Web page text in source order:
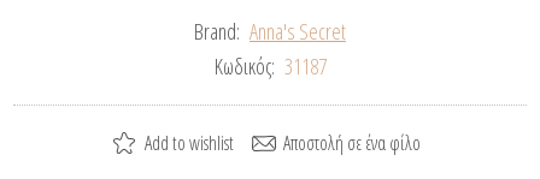
Brand: Anna's Secret
Κωδικός: 31187